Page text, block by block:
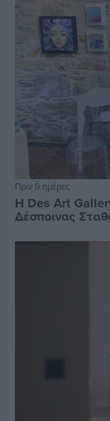
Πριν 9 ημέρες
Η Des Art
Δέσποινας